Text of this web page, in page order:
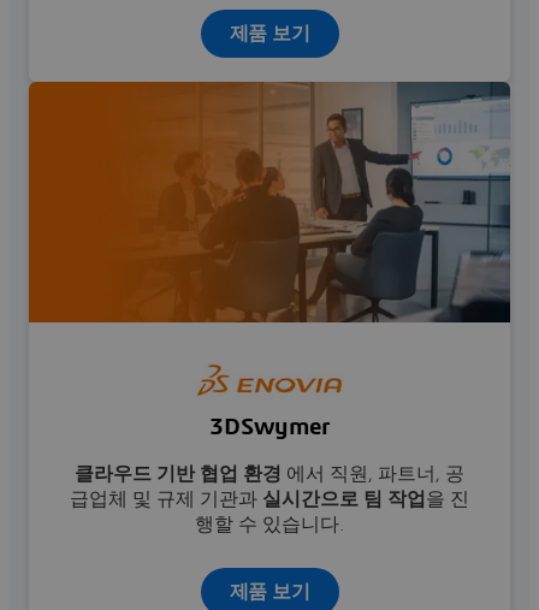
제품 보기
3DSwymer
클라우드 기반 협업 환경 에서 직원, 파트너, 공
급업체 및 규제 기관과 실시간으로 팀 작업 을 진
행할 수 있습니다.
제품 보기